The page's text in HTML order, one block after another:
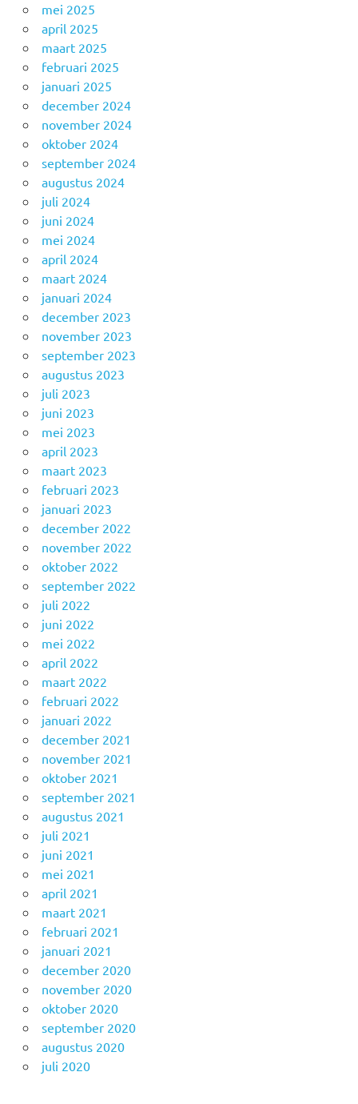
mei 2025
april 2025
maart 2025
februari 2025
januari 2025
december 2024
november 2024
oktober 2024
september 2024
augustus 2024
juli 2024
juni 2024
mei 2024
april 2024
maart 2024
januari 2024
december 2023
november 2023
september 2023
augustus 2023
juli 2023
juni 2023
mei 2023
april 2023
maart 2023
februari 2023
januari 2023
december 2022
november 2022
oktober 2022
september 2022
juli 2022
juni 2022
mei 2022
april 2022
maart 2022
februari 2022
januari 2022
december 2021
november 2021
oktober 2021
september 2021
augustus 2021
juli 2021
juni 2021
mei 2021
april 2021
maart 2021
februari 2021
januari 2021
december 2020
november 2020
oktober 2020
september 2020
augustus 2020
juli 2020